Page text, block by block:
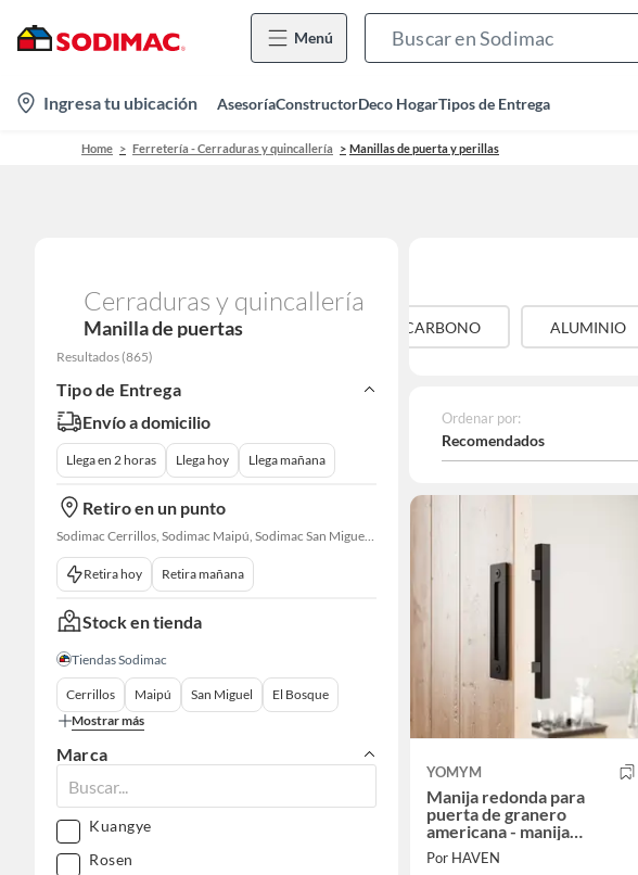
Menú
location-
icon
Ingresa tu ubicación AsesoríaConstructorDeco HogarTipos de Entrega
Home Ferretería - Cerraduras y quincallería Manillas de puerta y perillas
Cerraduras y quincallería
Manilla de puertas
Resultados (865)
Tipo de Entrega
Envío a domicilio
Llega en 2 horas Llega hoy Llega mañana
Retiro en un punto
Sodimac Cerrillos, Sodimac Maipú, Sodimac San Miguel, Sodimac El Bosque, Sodimac San Bernardo, Constructor Cantagallo, Sodimac Talagante, Sodimac San Fernando
Retira hoy Retira mañana
Stock en tienda
Tiendas Sodimac
Cerrillos Maipú San Miguel
El Bosque
Mostrar más
Marca
Kuangye
Rosen
ACERO INOXIDABLE ALAMBRE DE ACERO AL CARBONO ALUMINIO
Ordenar por:
Recomendados
YOMYM
Manija redonda para
puerta de granero
americana - manija
cuadrada 046
Por HAVEN